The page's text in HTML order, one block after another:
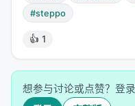
2. 动作边界模糊
Token 级 MDP 的"动
的"动作"是一个完整
训练步骤级决策，就像
#steppo
👍 1
想参与讨论或点赞？登